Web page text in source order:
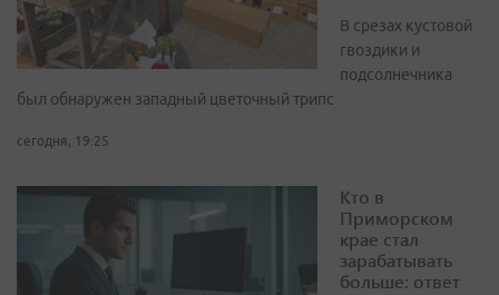
В срезах кустовой
гвоздики и
подсолнечника
был обнаружен западный цветочный трипс
сегодня, 19:25
Кто в
Приморском
крае стал
зарабатывать
больше: ответ